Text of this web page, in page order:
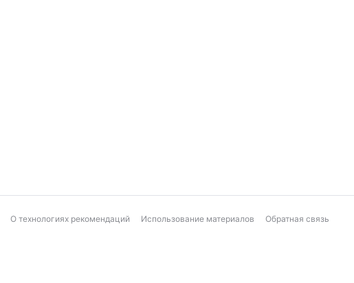
О технологиях рекомендаций Использование материалов Обратная связь